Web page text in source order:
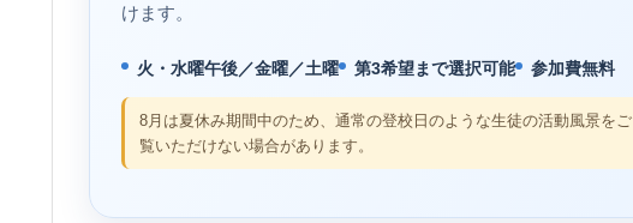
けます。
火・水曜午後／金曜／土曜 第3希望まで選択可能 参加費無料
8月は夏休み期間中のため、通常の登校日のような生徒の活動風景をご
覧いただけない場合があります。